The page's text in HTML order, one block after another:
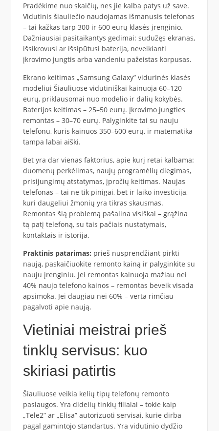
Pradėkime nuo skaičių, nes jie kalba patys už save.
Vidutinis šiauliečio naudojamas išmanusis telefonas
– tai kažkas tarp 300 ir 600 eurų klasės įrenginio.
Dažniausiai pasitaikantys gedimai: sudužęs ekranas,
išsikrovusi ar išsipūtusi baterija, neveikianti
įkrovimo jungtis arba vandeniu pažeistas korpusas.
Ekrano keitimas „Samsung Galaxy” vidurinės klasės
modeliui Šiauliuose vidutiniškai kainuoja 60–120
eurų, priklausomai nuo modelio ir dalių kokybės.
Baterijos keitimas – 25–50 eurų. Įkrovimo jungties
remontas – 30–70 eurų. Palyginkite tai su nauju
telefonu, kuris kainuos 350–600 eurų, ir matematika
tampa labai aiški.
Bet yra dar vienas faktorius, apie kurį retai kalbama:
duomenų perkėlimas, naujų programėlių diegimas,
prisijungimų atstatymas, įpročių keitimas. Naujas
telefonas – tai ne tik pinigai, bet ir laiko investicija,
kuri daugeliui žmonių yra tikras skausmas.
Remontas šią problemą pašalina visiškai – grąžina
tą patį telefoną, su tais pačiais nustatymais,
kontaktais ir istorija.
Praktinis patarimas: prieš nusprendžiant pirkti
naują, paskaičiuokite remonto kainą ir palyginkite su
nauju įrenginiu. Jei remontas kainuoja mažiau nei
40% naujo telefono kainos – remontas beveik visada
apsimoka. Jei daugiau nei 60% – verta rimčiau
pagalvoti apie naują.
Vietiniai meistrai prieš
tinklų servisus: kuo
skiriasi patirtis
Šiauliuose veikia kelių tipų telefonų remonto
paslaugos. Yra didelių tinklų filialai – tokie kaip
„Tele2” ar „Elisa” autorizuoti servisai, kurie dirba
pagal gamintojo standartus. Yra vidutinio dydžio